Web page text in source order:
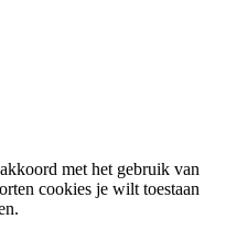
met het gebruik van
cookies je wilt toestaan